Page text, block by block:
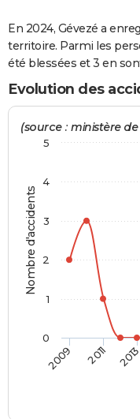
GUIDES D'ACHAT
BONS PLANS
Carte de Noël
Carte Bonne année
Carte Saint-Valentin
Carte Pâques
Carte d'anniversaire
DICTIONNAIRE
PROGRAMME TV
COPAINS D'AVANT
S'inscrire
Se connecter
Lycées
Collèges
Primaires
Universités
Entreprises
Service militaire
Avis de recherche
AVIS DE DÉCÈS
FORUM
Bricolage
Culture
Television
Voyage
En 2024, Gévezé a
territoire. Parmi les
été blessées et 3 en
Evolution des
Nombre d'accidents
(source : ministère
2009 2011 2013
0
1
2
3
4
5